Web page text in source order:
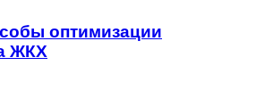
оптимизации
ЖКХ